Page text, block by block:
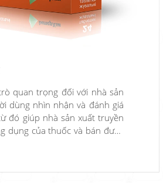
quan trọng đối với nhà sản
dùng nhìn nhận và đánh giá
đó giúp nhà sản xuất truyền
dụng của thuốc và bán được